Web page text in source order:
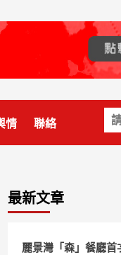
關
鍵
字:
情 聯絡
最新文章
麗景灣「森」餐廳首